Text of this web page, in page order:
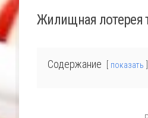
Жилищная лотерея
Содержание показать